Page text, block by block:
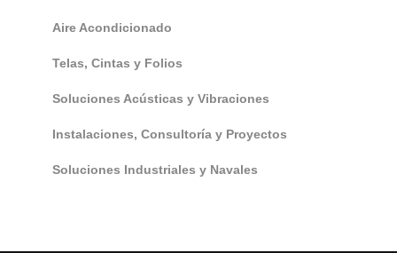
Aire Acondicionado
Telas, Cintas y Folios
Soluciones Acústicas y Vibraciones
Instalaciones, Consultoría y Proyectos
Soluciones Industriales y Navales